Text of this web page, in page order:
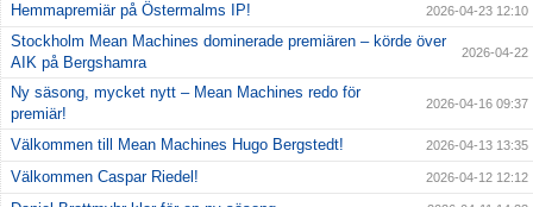
Hemmapremiär på Östermalms IP! 2026-04-23 12:10
Stockholm Mean Machines dominerade premiären – körde över
AIK på Bergshamra
2026-04-22
Ny säsong, mycket nytt – Mean Machines redo för
premiär!
2026-04-16 09:37
Välkommen till Mean Machines Hugo Bergstedt! 2026-04-13 13:35
Välkommen Caspar Riedel! 2026-04-12 12:12